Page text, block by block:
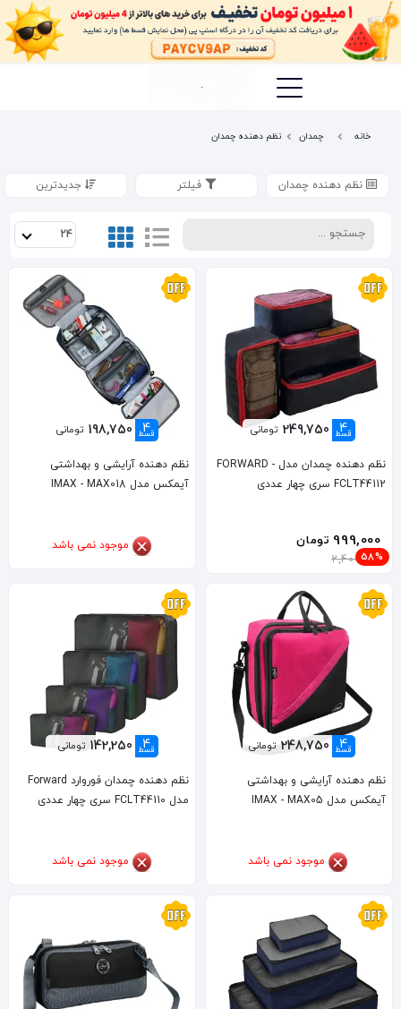
خانه چمدان نظم دهنده چمدان
جدیدترین نظم دهنده چمدان
24
4
قسط 249,750 تومانی
نظم دهنده چمدان مدل FORWARD -
FCLT44112 سری چهار عددی
999,000 تومان
2,400,000
58%
4
قسط 198,750 تومانی
نظم دهنده آرایشی و بهداشتی
آیمکس مدل IMAX - MAX018
موجود نمی باشد
4
قسط 248,750 تومانی
نظم دهنده آرایشی و بهداشتی
آیمکس مدل IMAX - MAX05
موجود نمی باشد
4
قسط 142,250 تومانی
نظم دهنده چمدان فوروارد Forward
مدل FCLT44110 سری چهار عددی
موجود نمی باشد